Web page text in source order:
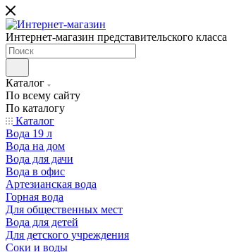
Интернет-магазин представительского класса
Каталог
По всему сайту
По каталогу
Каталог
Вода 19 л
Вода на дом
Вода для дачи
Вода в офис
Артезианская вода
Горная вода
Для общественных мест
Вода для детей
Для детского учреждения
Соки и воды